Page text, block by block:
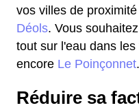
vos villes de proximité
Déols. Vous
tout sur l'eau dans les
encore Le Poinçonnet.
Réduire sa